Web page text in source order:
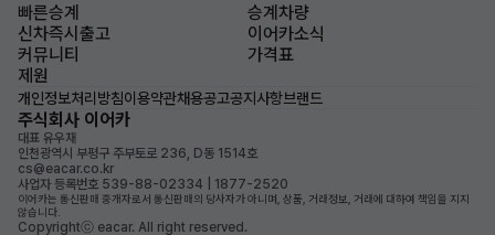
빠른승계
승계차량
신차즉시출고
이어카소식
커뮤니티
가격표
제원
개인정보처리방침이용약관채용공고공지사항브랜드
주식회사 이어카
대표 유우재
인천광역시 부평구 주부토로 236, D동 1514호
cs@eacar.co.kr
사업자 등록번호 539-88-02334 | 1877-2520
이어카는 통신판매 중개자로서 통신판매의 당사자가 아니며, 상품, 거래정보, 거래에 대하여 책임을 지지
않습니다.
Copyrightⓒ eacar. All right reserved.